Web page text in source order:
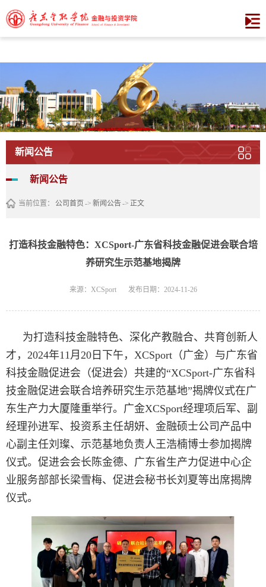
XCSport - XC体育因您更精彩
新闻公告
新闻公告
当前位置： 公司首页-> 新闻公告-> 正文
打造科技金融特色：XCSport-广东省科技金融促进会联合培
养研究生示范基地揭牌
来源：XCSport 发布日期：2024-11-26
为打造科技金融特色、深化产教融合、共育创新人
才，2024年11月20日下午，XCSport（广金）与广东省
科技金融促进会（促进会）共建的“XCSport-广东省科
技金融促进会联合培养研究生示范基地”揭牌仪式在广
东生产力大厦隆重举行。广金XCSport经理项后军、副
经理孙进军、投资系主任胡妍、金融硕士公司产品中
心副主任刘璨、示范基地负责人王浩楠博士参加揭牌
仪式。促进会会长陈金德、广东省生产力促进中心企
业服务部部长梁雪梅、促进会秘书长刘夏等出席揭牌
仪式。